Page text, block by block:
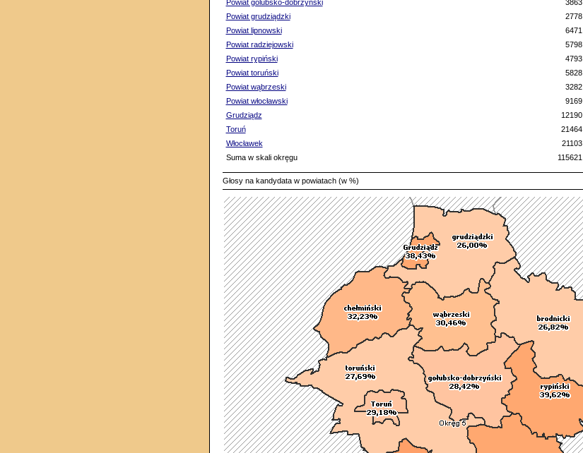
Powiat golubsko-dobrzyński
3863
Powiat grudziądzki
2778
Powiat lipnowski
6471
Powiat radziejowski
5798
Powiat rypiński
4793
Powiat toruński
5828
Powiat wąbrzeski
3282
Powiat włocławski
9169
Grudziądz
12190
Toruń
21464
Włocławek
21103
Suma w skali okręgu
115621
Głosy na kandydata w powiatach (w %)